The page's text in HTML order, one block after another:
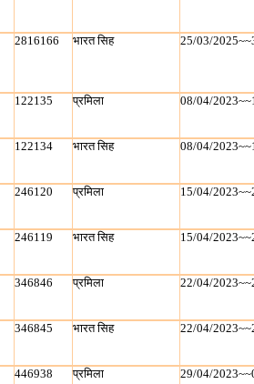
2816166 भारत सिह 25/03/
122135 प्रमिला 08/04/
122134 भारत सिह 08/04/
246120 प्रमिला 15/04/
246119 भारत सिह 15/04/
346846 प्रमिला 22/04/
346845 भारत सिह 22/04/
446938 प्रमिला 29/04/